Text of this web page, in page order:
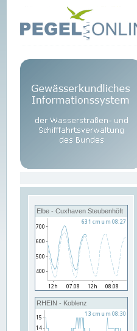
Elbe - Cuxhaven Steubenhöft
RHEIN - Koblenz